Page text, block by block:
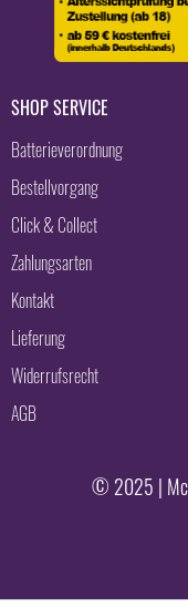
SHOP SERVICE
Batterieverordnung
Bestellvorgang
Click & Collect
Zahlungsarten
Kontakt
Lieferung
Widerrufsrecht
AGB
© 2025 | Mc